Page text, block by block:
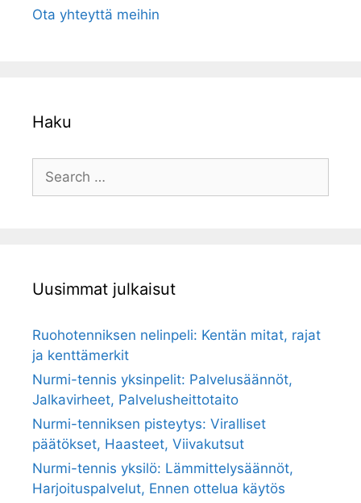
Ota yhteyttä meihin
Haku
Search
for:
Uusimmat julkaisut
Ruohotenniksen nelinpeli: Kentän mitat, rajat
ja kenttämerkit
Nurmi-tennis yksinpelit: Palvelusäännöt,
Jalkavirheet, Palvelusheittotaito
Nurmi-tenniksen pisteytys: Viralliset
päätökset, Haasteet, Viivakutsut
Nurmi-tennis yksilö: Lämmittelysäännöt,
Harjoituspalvelut, Ennen ottelua käytös